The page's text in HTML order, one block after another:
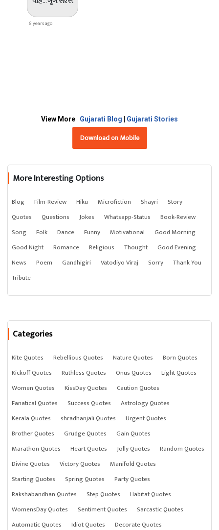
8 years ago
View More Gujarati Blog Gujarati Stories
Download on Mobile
More Interesting Options
Blog Film-Review Hiku Microfiction Shayri
Story
Quotes
Questions Jokes Whatsapp-Status
Book-Review
Song
Folk Dance Funny Motivational
Good Morning
Good Night
Romance Religious Thought
Good Evening
News
Poem Gandhigiri Vatodiyo Viraj Sorry
Thank You
Tribute
Categories
Kite Quotes Rebellious Quotes Nature Quotes
Born Quotes
Kickoff Quotes
Ruthless Quotes Onus Quotes
Light Quotes
Women Quotes
KissDay Quotes
Caution Quotes
Fanatical Quotes
Success Quotes
Astrology Quotes
Kerala Quotes
shradhanjali Quotes
Urgent Quotes
Brother Quotes
Grudge Quotes
Gain Quotes
Marathon Quotes
Heart Quotes Jolly Quotes
Random Quotes
Divine Quotes
Victory Quotes
Manifold Quotes
Starting Quotes
Spring Quotes
Party Quotes
Rakshabandhan Quotes
Step Quotes
Habitat Quotes
WomensDay Quotes
Sentiment Quotes
Sarcastic Quotes
Automatic Quotes
Idiot Quotes Decorate Quotes